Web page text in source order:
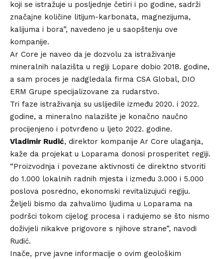
koji se istražuje u posljednje četiri i po godine, sadrži
značajne količine litijum-karbonata, magnezijuma,
kalijuma i bora”, navedeno je u saopštenju ove
kompanije.
Ar Core je naveo da je dozvolu za istraživanje
mineralnih nalazišta u regiji Lopare dobio 2018. godine,
a sam proces je nadgledala firma CSA Global, DIO
ERM Grupe specijalizovane za rudarstvo.
Tri faze istraživanja su uslijedile između 2020. i 2022.
godine, a mineralno nalazište je konačno naučno
procijenjeno i potvrđeno u ljeto 2022. godine.
Vladimir Rudić, direktor kompanije Ar Core ulaganja,
kaže da projekat u Loparama donosi prosperitet regiji.
“Proizvodnja i povezane aktivnosti će direktno stvoriti
do 1.000 lokalnih radnih mjesta i između 3.000 i 5.000
poslova posredno, ekonomski revitalizujući regiju.
Željeli bismo da zahvalimo ljudima u Loparama na
podršci tokom cijelog procesa i radujemo se što nismo
doživjeli nikakve prigovore s njihove strane”, navodi
Rudić.
Inače, prve javne informacije o ovim geološkim